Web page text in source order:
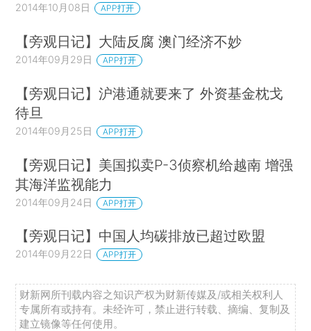
2014年10月08日 APP打开
【旁观日记】大陆反腐 澳门经济不妙
2014年09月29日 APP打开
【旁观日记】沪港通就要来了 外资基金枕戈
待旦
2014年09月25日 APP打开
【旁观日记】美国拟卖P-3侦察机给越南 增强
其海洋监视能力
2014年09月24日 APP打开
【旁观日记】中国人均碳排放已超过欧盟
2014年09月22日 APP打开
财新网所刊载内容之知识产权为财新传媒及/或相关权利人
专属所有或持有。未经许可，禁止进行转载、摘编、复制及
建立镜像等任何使用。